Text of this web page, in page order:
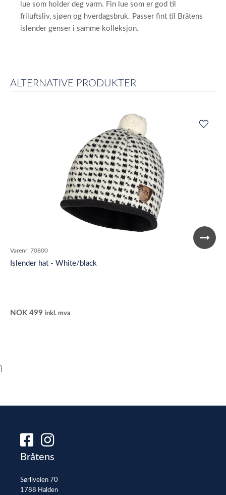
lue som holder deg varm. Fin lue som er god til
friluftsliv, sjøen og hverdagsbruk. Passer fint til Bråtens
islender genser i samme kolleksjon.
ALTERNATIVE PRODUKTER
Varenr: 70800
Islender hat - White/black
NOK 499 inkl. mva
}
Bråtens
Sørliveien 70
1788 Halden